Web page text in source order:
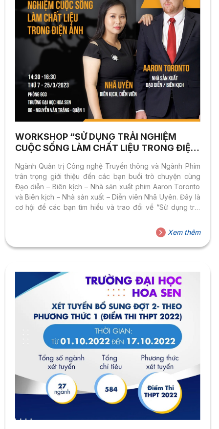
WORKSHOP “SỬ DỤNG TRẢI NGHIỆM
CUỘC SỐNG LÀM CHẤT LIỆU TRONG ĐIỆN
Ngành Quản trị Công nghệ Truyền thông và Ngành Phim
trân trọng giới thiệu đến các bạn buổi trò chuyện cùng
Đạo diễn – Biên kịch – Nhà sản xuất phim Aaron Toronto
và Biên kịch – Nhà sản xuất – Diễn viên Nhã Uyên. Đây là
cơ hội để các bạn tìm hiểu và trao đổi về “Sử dụng trải
gỡ hai diễn giả tài năng: Đạo diễn Aaron Toronto – Đạo
diễn, Biên kịch, Nhà sản xuất phim Đêm Tối Rực Rỡ – Nhà
sản xuất phim...
Xem thêm